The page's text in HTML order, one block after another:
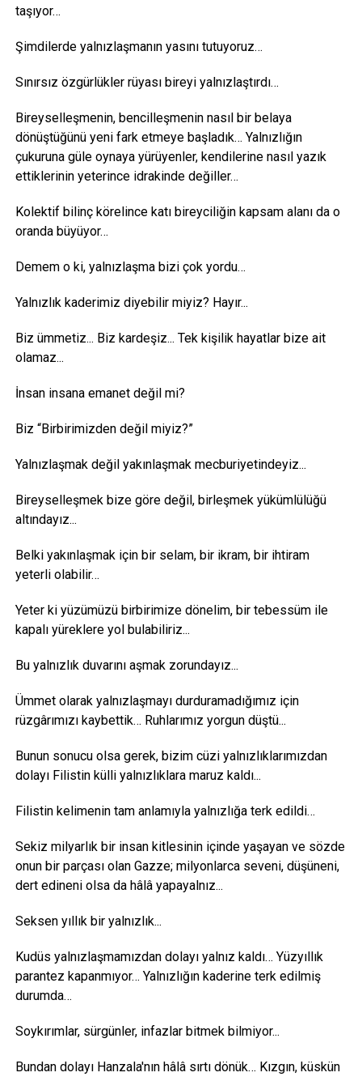
taşıyor…
Şimdilerde yalnızlaşmanın yasını tutuyoruz…
Sınırsız özgürlükler rüyası bireyi yalnızlaştırdı…
Bireyselleşmenin, bencilleşmenin nasıl bir belaya
dönüştüğünü yeni fark etmeye başladık… Yalnızlığın
çukuruna güle oynaya yürüyenler, kendilerine nasıl yazık
ettiklerinin yeterince idrakinde değiller…
Kolektif bilinç körelince katı bireyciliğin kapsam alanı da o
oranda büyüyor…
Demem o ki, yalnızlaşma bizi çok yordu…
Yalnızlık kaderimiz diyebilir miyiz? Hayır...
Biz ümmetiz... Biz kardeşiz... Tek kişilik hayatlar bize ait
olamaz...
İnsan insana emanet değil mi?
Biz “Birbirimizden değil miyiz?”
Yalnızlaşmak değil yakınlaşmak mecburiyetindeyiz...
Bireyselleşmek bize göre değil, birleşmek yükümlülüğü
altındayız...
Belki yakınlaşmak için bir selam, bir ikram, bir ihtiram
yeterli olabilir…
Yeter ki yüzümüzü birbirimize dönelim, bir tebessüm ile
kapalı yüreklere yol bulabiliriz...
Bu yalnızlık duvarını aşmak zorundayız...
Ümmet olarak yalnızlaşmayı durduramadığımız için
rüzgârımızı kaybettik… Ruhlarımız yorgun düştü...
Bunun sonucu olsa gerek, bizim cüzi yalnızlıklarımızdan
dolayı Filistin külli yalnızlıklara maruz kaldı...
Filistin kelimenin tam anlamıyla yalnızlığa terk edildi…
Sekiz milyarlık bir insan kitlesinin içinde yaşayan ve sözde
onun bir parçası olan Gazze; milyonlarca seveni, düşüneni,
dert edineni olsa da hâlâ yapayalnız...
Seksen yıllık bir yalnızlık...
Kudüs yalnızlaşmamızdan dolayı yalnız kaldı… Yüzyıllık
parantez kapanmıyor… Yalnızlığın kaderine terk edilmiş
durumda…
Soykırımlar, sürgünler, infazlar bitmek bilmiyor...
Bundan dolayı Hanzala'nın hâlâ sırtı dönük… Kızgın, küskün